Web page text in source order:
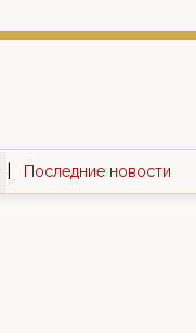
Последние новости